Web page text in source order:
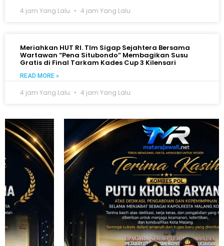
4 jam Yang Lalu 4 jam Yang Lalu
Meriahkan HUT RI. TIm Sigap Sejahtera Bersama
Wartawan “Pena Situbondo” Membagikan Susu
Gratis di Final Tarkam Kades Cup 3 Kilensari
READ MORE »
4 jam Yang Lalu 4 jam Yang Lalu